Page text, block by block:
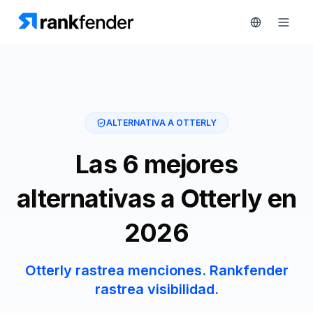
Seguimiento
Precios
ALTERNATIVA A OTTERLY
Las 6 mejores
alternativas a Otterly en
2026
Otterly rastrea menciones. Rankfender
rastrea visibilidad.